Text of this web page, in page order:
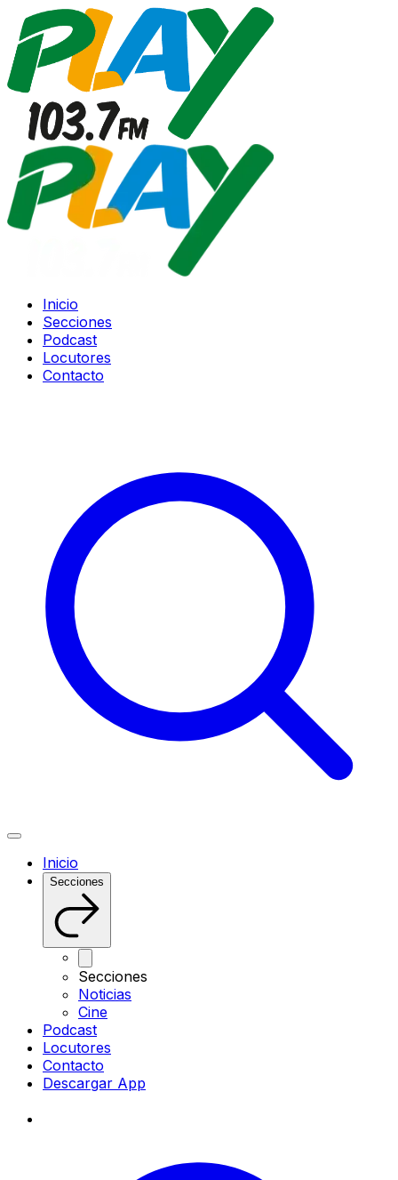
Inicio
Secciones
Podcast
Locutores
Contacto
Inicio
Secciones
Secciones
Noticias
Cine
Podcast
Locutores
Contacto
Descargar App